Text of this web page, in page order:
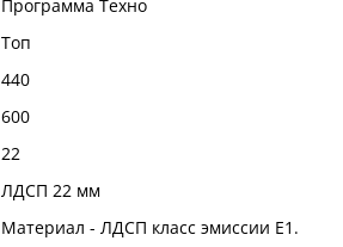
Программа Техно
Топ
440
600
22
ЛДСП 22 мм
Материал - ЛДСП класс эмиссии Е1.